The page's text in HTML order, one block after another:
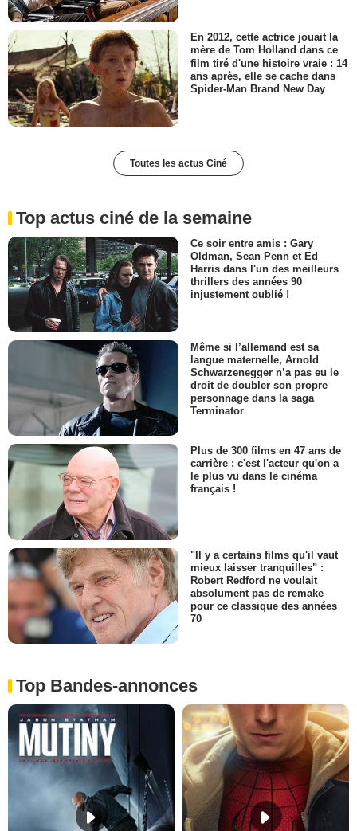
En 2012, cette actrice jouait la
mère de Tom Holland dans ce
film tiré d'une histoire vraie : 14
ans après, elle se cache dans
Spider-Man Brand New Day
Toutes les actus Ciné
Top actus ciné de la semaine
Ce soir entre amis : Gary
Oldman, Sean Penn et Ed
Harris dans l'un des meilleurs
thrillers des années 90
injustement oublié !
Même si l’allemand est sa
langue maternelle, Arnold
Schwarzenegger n’a pas eu le
droit de doubler son propre
personnage dans la saga
Terminator
Plus de 300 films en 47 ans de
carrière : c'est l'acteur qu'on a
le plus vu dans le cinéma
français !
"Il y a certains films qu'il vaut
mieux laisser tranquilles" :
Robert Redford ne voulait
absolument pas de remake
pour ce classique des années
70
Top Bandes-annonces